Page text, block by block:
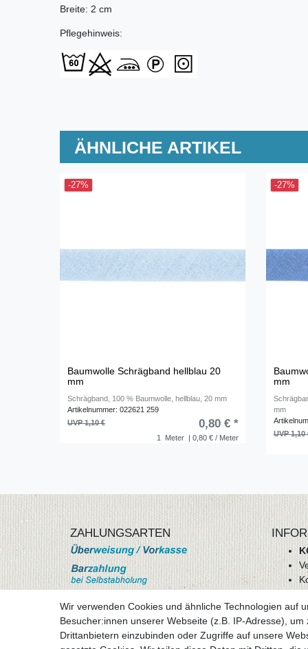
Breite: 2 cm
Pflegehinweis:
ÄHNLICHE ARTIKEL
-27%
Baumwolle Schrägband hellblau 20
mm
Schrägband, 100 % Baumwolle, hellblau, 20 mm
Artikelnummer: 022621 259
1 Meter | 0,80 € / Meter
UVP 1,10 € 0,80 € *
-27%
mm
mm
UVP 1,10
ZAHLUNGSARTEN
mehr Informationen
Wir verwenden Cookies und ähnliche Technologien auf
Besucher:innen unserer Webseite (z.B. IP-Adresse),
Drittanbietern einzubinden oder Zugriffe auf unsere